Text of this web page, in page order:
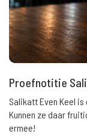
Proefnotitie
Salikatt Even Keel is
Kunnen ze daar
ermee!